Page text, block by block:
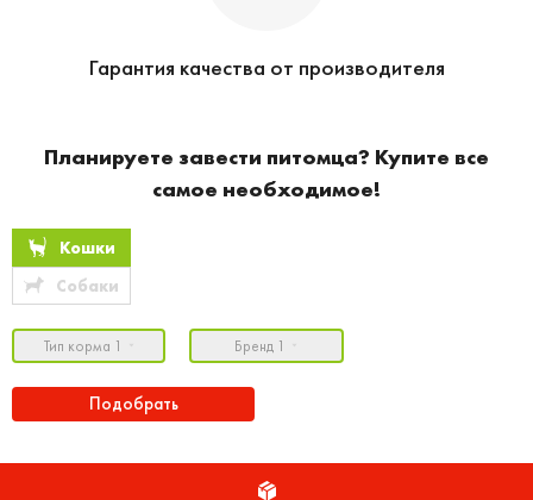
Гарантия качества от производителя
Планируете завести питомца? Купите все
самое необходимое!
Кошки
Собаки
Тип корма 1 Бренд 1
Подобрать